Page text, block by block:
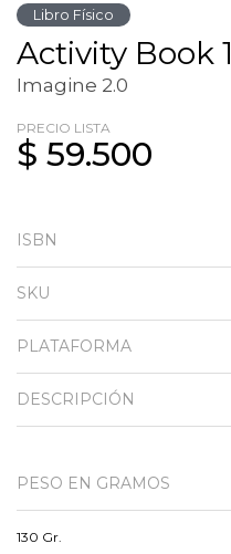
Libro Físico
Activity Book
Imagine 2.0
PRECIO LISTA
$ 59.500
ISBN
SKU
PLATAFORMA
DESCRIPCIÓN
PESO EN GRAMOS
130 Gr.